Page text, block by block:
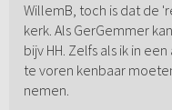
WillemB, toch is dat de
kerk. Als GerGemmer
bijv HH. Zelfs als ik in
te voren kenbaar
nemen.